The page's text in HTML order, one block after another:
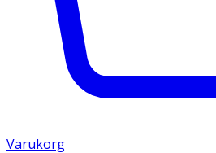
Varukorg